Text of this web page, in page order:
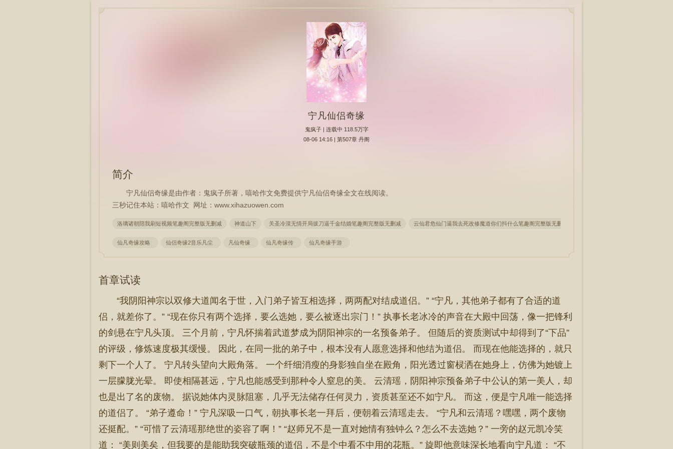
宁凡仙侣奇缘
鬼疯子| 连载中 118.5万字
08-06 14:16 | 第507章 丹阁
简介
宁凡仙侣奇缘是由作者：鬼疯子所著，嘻哈作文免费提供宁凡仙侣奇缘全文在线阅读。
三秒记住本站：嘻哈作文 网址：www.xihazuowen.com
洛璃诸朝陪我刷短视频笔趣阁完整版无删减 神道山下 关圣冷漠无情开局拔刀逼千金结婚笔趣阁完整版无删减 云仙君危仙门逼我去死改修魔道你们抖什么笔趣阁完整版无删减
仙凡奇缘攻略 仙侣奇缘2音乐凡尘 凡仙奇缘 仙凡奇缘传 仙凡奇缘手游
首章试读
“我阴阳神宗以双修大道闻名于世，入门弟子皆互相选择，两两配对结成道侣。” “宁凡，其他弟子都有了合适的道
侣，就差你了。” “现在你只有两个选择，要么选她，要么被逐出宗门！” 执事长老冰冷的声音在大殿中回荡，像一把锋利
的剑悬在宁凡头顶。 三个月前，宁凡怀揣着武道梦成为阴阳神宗的一名预备弟子。 但随后的资质测试中却得到了“下品”
的评级，修炼速度极其缓慢。 因此，在同一批的弟子中，根本没有人愿意选择和他结为道侣。 而现在他能选择的，就只
剩下一个人了。 宁凡转头望向大殿角落。 一个纤细消瘦的身影独自坐在殿角，阳光透过窗棂洒在她身上，仿佛为她镀上
一层朦胧光晕。 即使相隔甚远，宁凡也能感受到那种令人窒息的美。 云清瑶，阴阳神宗预备弟子中公认的第一美人，却
也是出了名的废物。 据说她体内灵脉阻塞，几乎无法储存任何灵力，资质甚至还不如宁凡。 而这，便是宁凡唯一能选择
的道侣了。 “弟子遵命！” 宁凡深吸一口气，朝执事长老一拜后，便朝着云清瑶走去。 “宁凡和云清瑶？嘿嘿，两个废物
还挺配。” “可惜了云清瑶那绝世的姿容了啊！” “赵师兄不是一直对她情有独钟么？怎么不去选她？” 一旁的赵元凯冷笑
道： “美则美矣，但我要的是能助我突破瓶颈的道侣，不是个中看不中用的花瓶。” 旋即他意味深长地看向宁凡道： “不